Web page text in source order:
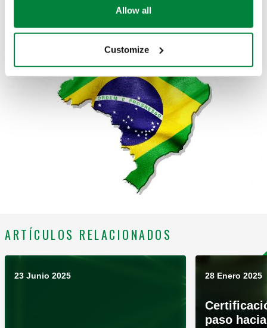
Allow all
Customize
ARTÍCULOS RELACIONADOS
23 Junio 2025 28 Enero 2025
paso